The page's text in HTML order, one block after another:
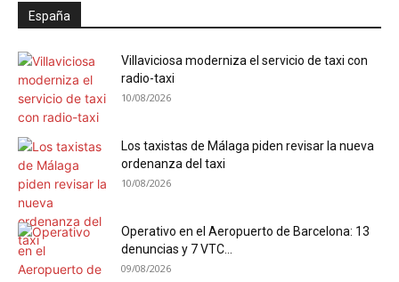
España
Villaviciosa moderniza el servicio de taxi con
radio-taxi
10/08/2026
Los taxistas de Málaga piden revisar la nueva
ordenanza del taxi
10/08/2026
Operativo en el Aeropuerto de Barcelona: 13
denuncias y 7 VTC...
09/08/2026